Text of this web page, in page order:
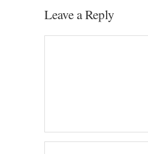
Leave a Reply